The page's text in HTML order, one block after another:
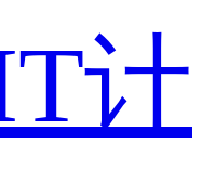
计